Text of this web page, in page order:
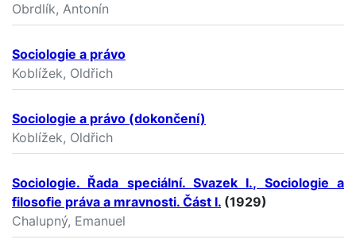
Obrdlík, Antonín
Sociologie a právo
Koblížek, Oldřich
Sociologie a právo (dokončení)
Koblížek, Oldřich
Sociologie. Řada speciální. Svazek I., Sociologie a
filosofie práva a mravnosti. Část I. (1929)
Chalupný, Emanuel